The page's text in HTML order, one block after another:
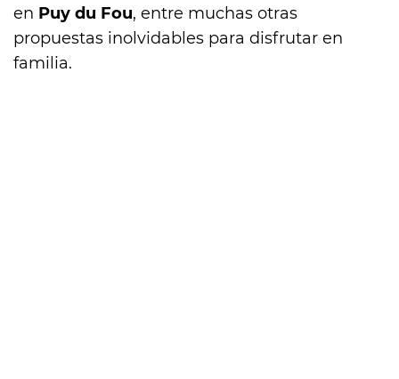
en Puy du Fou, entre muchas otras
propuestas inolvidables para disfrutar en
familia.